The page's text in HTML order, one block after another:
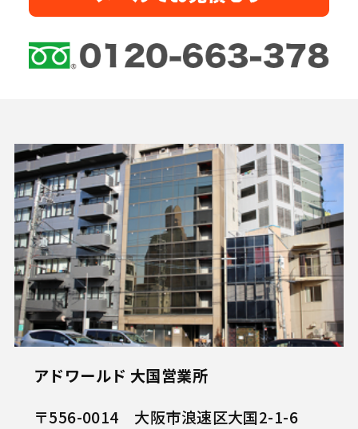
アドワールド 大国営業所
〒556-0014 大阪市浪速区大国2-1-6